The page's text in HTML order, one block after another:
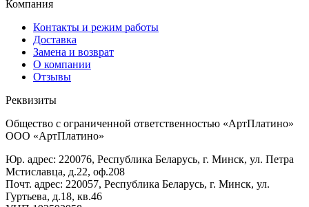
Компания
Контакты и режим работы
Доставка
Замена и возврат
О компании
Отзывы
Реквизиты
Общество с ограниченной ответственностью «АртПлатино»
ООО «АртПлатино»
Юр. адрес: 220076, Республика Беларусь, г. Минск, ул. Петра
Мстиславца, д.22, оф.208
Почт. адрес: 220057, Республика Беларусь, г. Минск, ул.
Гуртьева, д.18, кв.46